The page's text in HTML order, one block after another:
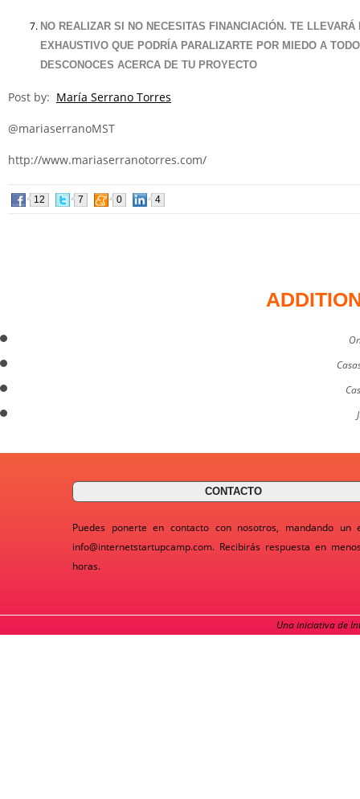
NO REALIZAR SI NO NECESITAS FINANCIACIÓN. TE
EXHAUSTIVO QUE PODRÍA PARALIZARTE POR MIEDO A
DESCONOCES ACERCA DE TU PROYECTO
Post by: María Serrano Torres
@mariaserranoMST
http://www.mariaserranotorres.com/
12 7 0 4
CONTACTO
Puedes ponerte en contacto con nosotros, mandando un
info@internetstartupcamp.com. Recibirás respuesta en
horas.
Una iniciativa de